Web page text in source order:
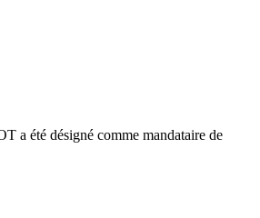
a été désigné comme mandataire de